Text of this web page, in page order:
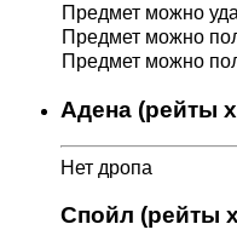
Предмет можно
Предмет можно
Предмет можно
Адена (рейты
Нет дропа
Спойл (рейты